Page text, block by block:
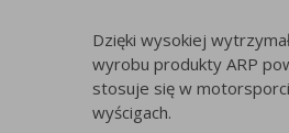
Dzięki wysokiej
wyrobu produkty ARP
stosuje się w
wyścigach.